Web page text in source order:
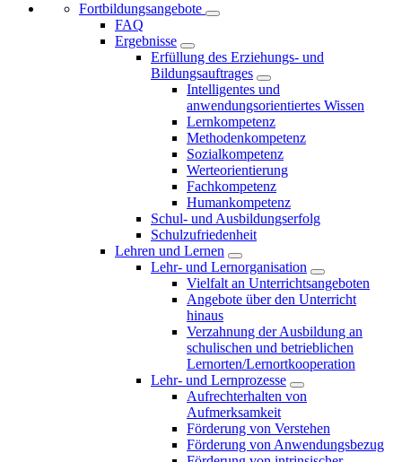
Fortbildungsangebote
FAQ
Ergebnisse
Erfüllung des Erziehungs- und
Bildungsauftrages
Intelligentes und
anwendungsorientiertes Wissen
Lernkompetenz
Methodenkompetenz
Sozialkompetenz
Werteorientierung
Fachkompetenz
Humankompetenz
Schul- und Ausbildungserfolg
Schulzufriedenheit
Lehren und Lernen
Lehr- und Lernorganisation
Vielfalt an Unterrichtsangeboten
Angebote über den Unterricht
hinaus
Verzahnung der Ausbildung an
schulischen und betrieblichen
Lernorten/Lernortkooperation
Lehr- und Lernprozesse
Aufrechterhalten von
Aufmerksamkeit
Förderung von Verstehen
Förderung von Anwendungsbezug